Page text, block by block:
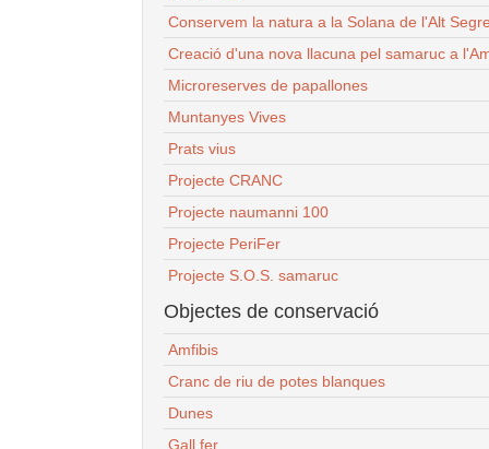
Conservem la natura a la Solana de l'Alt
Creació d'una nova llacuna pel samaruc a
Microreserves de papallones
Muntanyes Vives
Prats vius
Projecte CRANC
Projecte naumanni 100
Projecte PeriFer
Projecte S.O.S. samaruc
Objectes de conservació
Amfibis
Cranc de riu de potes blanques
Dunes
Gall fer